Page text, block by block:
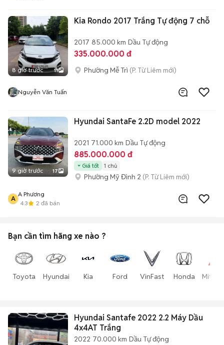
8 giờ trước 11
Kia Rondo 2017 Trắng Tự động 7 chỗ
2017 85.000 km Dầu Tự động
335.000.000 đ
Phường Mễ Trì (P. Từ Liêm mới)
Nguyễn Văn Tuấn
9 giờ trước 17
Hyundai SantaFe 2.2D model 2022
2021 71.000 km Dầu Tự động
885.000.000 đ
Giá tốt 1 chủ
Phường Mỹ Đình 2 (P. Từ Liêm mới)
A
A Phương
4.3
2 đã bán
Bạn cần tìm hãng xe nào ?
Toyota Hyundai Kia Ford VinFast Honda
Hyundai Santafe 2022 2.2 Máy Dầu
4x4AT Trắng
2022 70.000 km Dầu Tự động